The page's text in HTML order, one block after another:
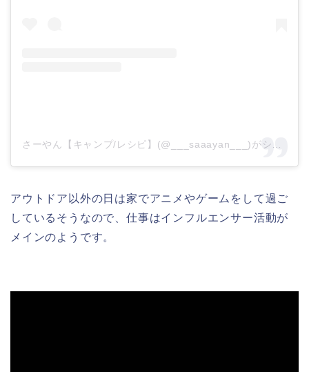
アウトドア以外の日は家でアニメやゲームをして過ご
しているそうなので、仕事はインフルエンサー活動が
メインのようです。